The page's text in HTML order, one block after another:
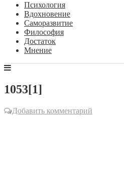
Психология
Вдохновение
Саморазвитие
Философия
Достаток
Мнение
1053[1]
Добавить комментарий